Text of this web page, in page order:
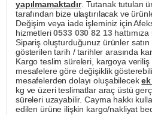
yapılmamaktadır. Tutanak tutulan
tarafından bize ulaştırılacak ve
Değişim veya iade işleminiz için
hizmetleri0533 030 82 13hattımıza
Sipariş oluşturduğunuz ürünler
gösterilen tarih / tarihler arasında
Kargo teslim süreleri, kargoya
mesafelere göre değişiklik
mesafelerden dolayı oluşabilecek
kg ve üzeri teslimatlar araç üstü
süreleri uzayabilir. Cayma hakkı
edilen ürüne ilişkin kargo/nakliyat